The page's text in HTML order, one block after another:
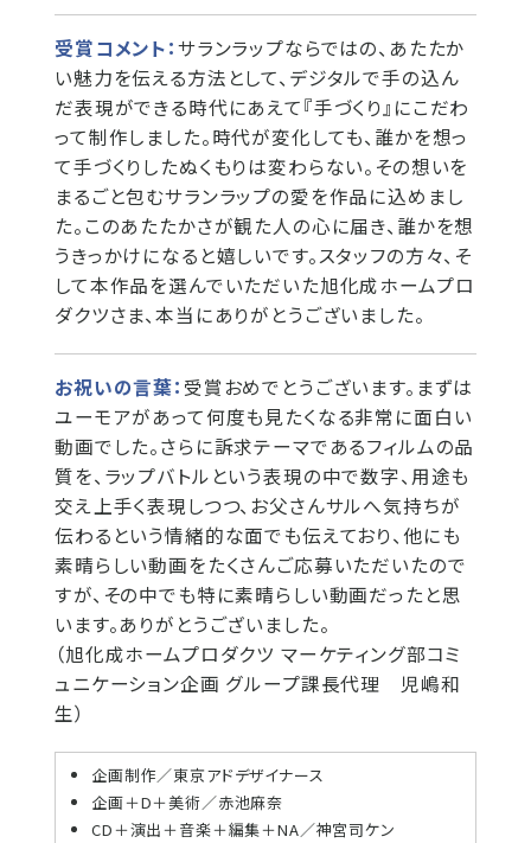
受賞コメント：サランラップならではの、あたたか
い魅力を伝える方法として、デジタルで手の込ん
だ表現ができる時代にあえて『手づくり』にこだわ
って制作しました。時代が変化しても、誰かを想っ
て手づくりしたぬくもりは変わらない。その想いを
まるごと包むサランラップの愛を作品に込めまし
た。このあたたかさが観た人の心に届き、誰かを想
うきっかけになると嬉しいです。スタッフの方々、そ
して本作品を選んでいただいた旭化成ホームプロ
ダクツさま、本当にありがとうございました。
お祝いの言葉： 受賞おめでとうございます。まずは
ユーモアがあって何度も見たくなる非常に面白い
動画でした。さらに訴求テーマであるフィルムの品
質を、ラップバトルという表現の中で数字、用途も
交え上手く表現しつつ、お父さんサルへ気持ちが
伝わるという情緒的な面でも伝えており、他にも
素晴らしい動画をたくさんご応募いただいたので
すが、その中でも特に素晴らしい動画だったと思
います。ありがとうございました。
（旭化成ホームプロダクツ マーケティング部コミ
ュニケーション企画 グループ課長代理 児嶋和
生）
企画制作／東京アドデザイナース
企画＋D＋美術／赤池麻奈
CD＋演出＋音楽＋編集＋NA／神宮司ケン